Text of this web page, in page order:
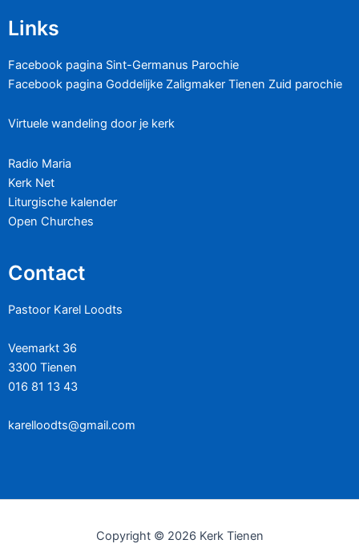
Links
Facebook pagina Sint-Germanus Parochie
Facebook pagina Goddelijke Zaligmaker Tienen Zuid parochie
Virtuele wandeling door je kerk
Radio Maria
Kerk Net
Liturgische kalender
Open Churches
Contact
Pastoor Karel Loodts
Veemarkt 36
3300 Tienen
016 81 13 43
karelloodts@gmail.com
Copyright © 2026 Kerk Tienen